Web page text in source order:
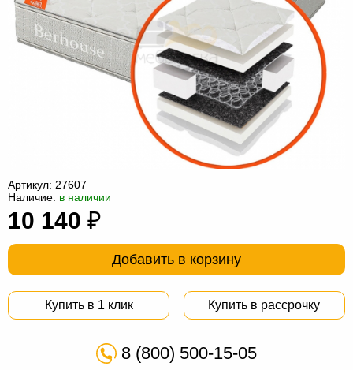
гостиную
Мебель
для
Столы
компьютер
для
ванной
Мебель
трансформер
Матрасы
мешки
Мебель
из
Садовая
Артикул: 27607
Наличие: в наличии
10 140 ₽
Добавить в корзину
Купить в 1 клик Купить в рассрочку
8 (800) 500-15-05